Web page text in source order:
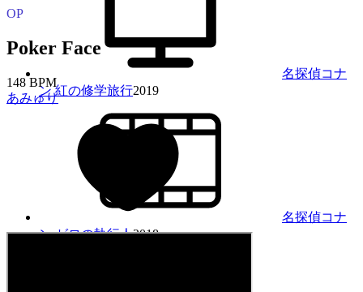
名探偵コナ
ン 紅の修学旅行2019
名探偵コナ
ン ゼロの執行人2018
OP
Poker Face
148 BPM
あみゅり